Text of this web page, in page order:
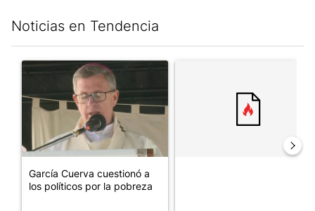
Noticias en Tendencia
Un artículo de tendencia con el título "García Cuerva
García Cuerva cuestionó a
los políticos por la pobreza